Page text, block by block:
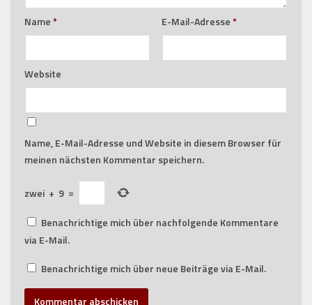
Name* E-Mail-Adresse*
Website
Name, E-Mail-Adresse und Website in diesem Browser für
meinen nächsten Kommentar speichern.
zwei + 9 =
Benachrichtige mich über nachfolgende Kommentare
via E-Mail.
Benachrichtige mich über neue Beiträge via E-Mail.